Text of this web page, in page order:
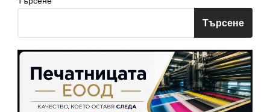
Търсене